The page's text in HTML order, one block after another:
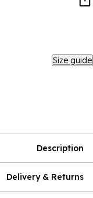
Size guide
Description
Delivery & Returns